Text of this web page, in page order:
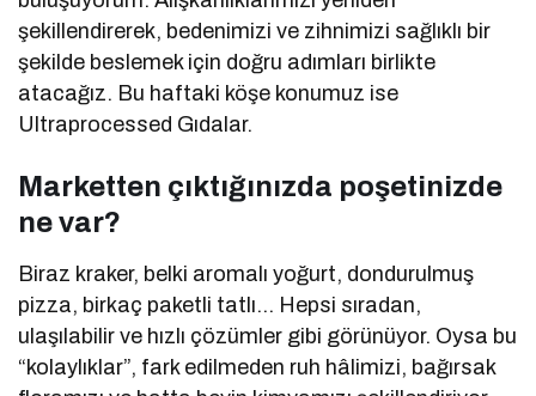
şekillendirerek, bedenimizi ve zihnimizi sağlıklı bir
şekilde beslemek için doğru adımları birlikte
atacağız. Bu haftaki köşe konumuz ise
Ultraprocessed Gıdalar.
Marketten çıktığınızda poşetinizde
ne var?
Biraz kraker, belki aromalı yoğurt, dondurulmuş
pizza, birkaç paketli tatlı… Hepsi sıradan,
ulaşılabilir ve hızlı çözümler gibi görünüyor. Oysa bu
“kolaylıklar”, fark edilmeden ruh hâlimizi, bağırsak